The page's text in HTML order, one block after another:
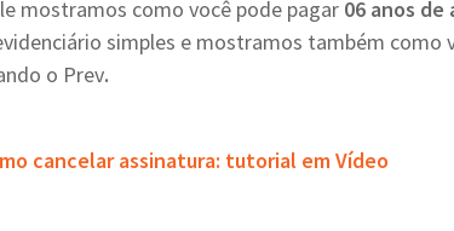
mostramos como você pode pagar 06 anos de
simples e mostramos também como
o Prev.
cancelar assinatura: tutorial em Vídeo